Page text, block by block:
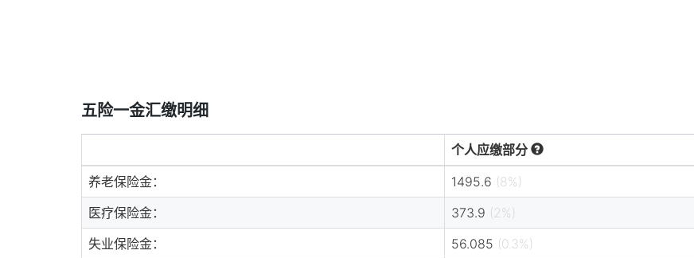
五险一金汇缴明细
个人应缴部分
养老保险金：
1495.6 (8%)
医疗保险金：
373.9 (2%)
失业保险金：
56.085 (0.3%)